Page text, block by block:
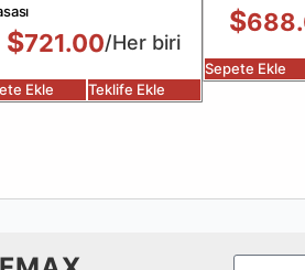
$721.00/Her biri
Ekle Teklife Ekle
$
Sepete Ekle